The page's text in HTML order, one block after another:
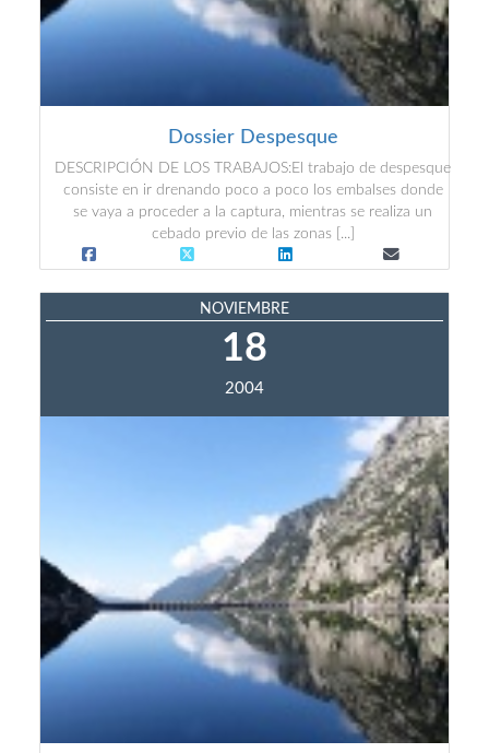
Dossier Despesque
DESCRIPCIÓN DE LOS TRABAJOS:El trabajo de despesque
consiste en ir drenando poco a poco los embalses donde
se vaya a proceder a la captura, mientras se realiza un
cebado previo de las zonas [...]
NOVIEMBRE
18
2004